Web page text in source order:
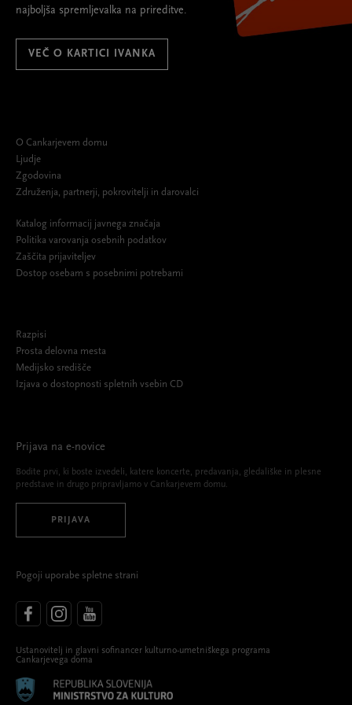
najboljša spremljevalka na prireditve.
VEČ O KARTICI IVANKA
O Cankarjevem domu
Ljudje
Zgodovina
Združenja, partnerji, pokrovitelji in darovalci
Katalog informacij javnega značaja
Politika varovanja osebnih podatkov
Zaščita prijaviteljev
Dostop osebam s posebnimi potrebami
Razpisi
Prosta delovna mesta
Medijsko središče
Izjava o dostopnosti spletnih vsebin CD
Prijava na e-novice
Bodite prvi, ki boste izvedeli, katere koncerte, predavanja, gledališke in plesne
predstave in drugo pripravljamo v Cankarjevem domu.
PRIJAVA
Pogoji uporabe spletne strani
Ustanovitelj in glavni sofinancer kulturno-umetniškega programa
Cankarjevega doma